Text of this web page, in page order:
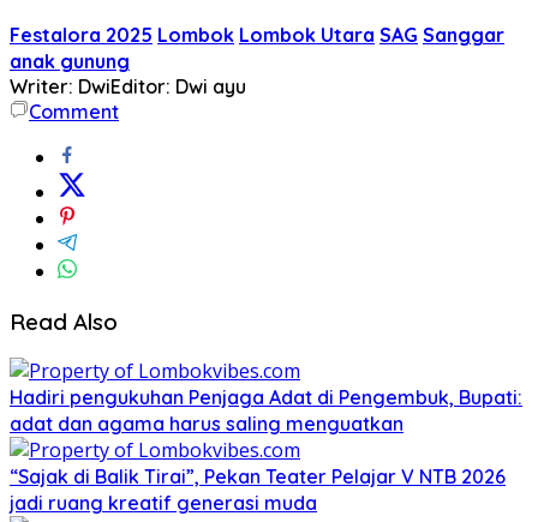
Festalora 2025 Lombok Lombok Utara SAG Sanggar
anak gunung
Writer: DwiEditor: Dwi ayu
Comment
Read Also
Hadiri pengukuhan Penjaga Adat di Pengembuk, Bupati:
adat dan agama harus saling menguatkan
“Sajak di Balik Tirai”, Pekan Teater Pelajar V NTB 2026
jadi ruang kreatif generasi muda